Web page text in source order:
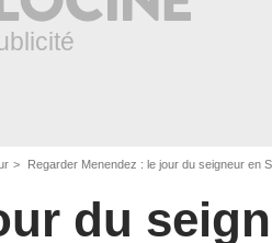
Regarder Menendez : le jour du seigneur en
du